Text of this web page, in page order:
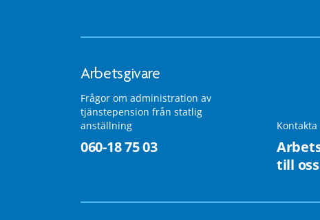
Arbetsgivare
Frågor om administration av
tjänstepension från statlig
anställning
060-18 75 03
Kontakta
till oss